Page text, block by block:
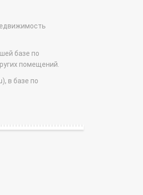
базе по
помещений.
в базе по